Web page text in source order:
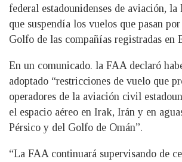
federal estadounidenses de aviación,
que suspendía los vuelos que pasan
Golfo de las compañías registradas en
En un comunicado. la FAA declaró
adoptado “restricciones de vuelo que
operadores de la aviación civil
el espacio aéreo en Irak, Irán y en
Pérsico y del Golfo de Omán”.
“La FAA continuará supervisando de